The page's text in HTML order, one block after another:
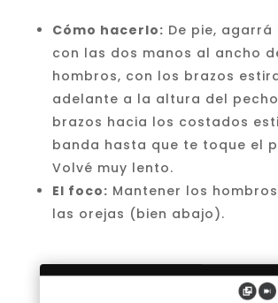
Cómo hacerlo: De pie,
con las dos manos al ancho
hombros, con los brazos
adelante a la altura del
brazos hacia los costados
banda hasta que te toque el
Volvé muy lento.
El foco: Mantener los
las orejas (bien abajo).